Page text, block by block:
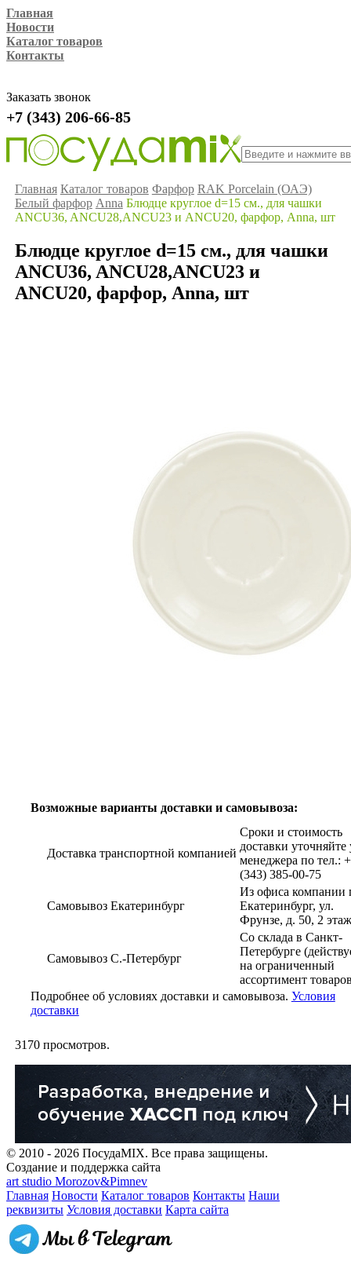
Главная
Новости
Каталог товаров
Контакты
Заказать звонок
+7 (343) 206-66-85
Главная Каталог товаров Фарфор RAK Porcelain (ОАЭ)
Белый фарфор Anna Блюдце круглое d=15 см., для чашки
ANCU36, ANCU28,ANCU23 и ANCU20, фарфор, Anna, шт
Блюдце круглое d=15 см., для чашки
ANCU36, ANCU28,ANCU23 и
ANCU20, фарфор, Anna, шт
Возможные варианты доставки и самовывоза:
Доставка транспортной компанией
Сроки и стоимость
доставки уточняйте
менеджера по тел.:
(343) 385-00-75
Самовывоз Екатеринбург
Из офиса компании
Екатеринбург, ул.
Фрунзе, д. 50, 2 этаж
Самовывоз С.-Петербург
Со склада в Санкт-
Петербурге
на ограниченный
ассортимент
Подробнее об условиях доставки и самовывоза. Условия
доставки
3170просмотров.
© 2010 - 2026 ПосудаMIX. Все права защищены.
Создание и поддержка сайта
art studio Morozov&Pimnev
Главная Новости Каталог товаров Контакты Наши
реквизиты Условия доставки Карта сайта